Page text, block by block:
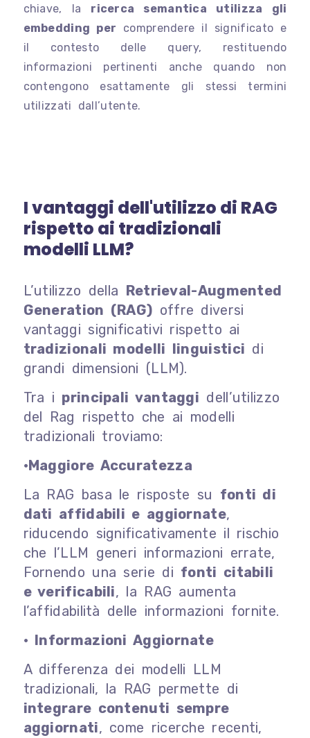
chiave, la ricerca semantica utilizza gli
embedding per comprendere il significato e
il contesto delle query, restituendo
informazioni pertinenti anche quando non
contengono esattamente gli stessi termini
utilizzati dall’utente.
I vantaggi dell'utilizzo di RAG
rispetto ai tradizionali
modelli LLM?
L’utilizzo della Retrieval-Augmented
Generation (RAG) offre diversi
vantaggi significativi rispetto ai
tradizionali modelli linguistici di
grandi dimensioni (LLM).
Tra i principali vantaggi dell’utilizzo
del Rag rispetto che ai modelli
tradizionali troviamo:
•Maggiore Accuratezza
La RAG basa le risposte su fonti di
dati affidabili e aggiornate,
riducendo significativamente il rischio
che l’LLM generi informazioni errate,
Fornendo una serie di fonti citabili
e verificabili, la RAG aumenta
l’affidabilità delle informazioni fornite.
• Informazioni Aggiornate
A differenza dei modelli LLM
tradizionali, la RAG permette di
integrare contenuti sempre
aggiornati, come ricerche recenti,